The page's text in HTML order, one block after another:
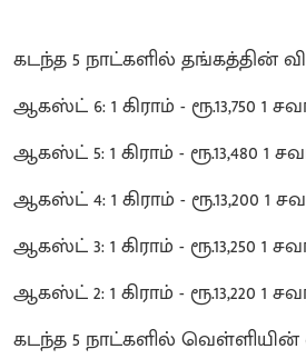
கடந்த 5 நாட்களில் தங்கத்தின்
ஆகஸ்ட் 6: 1 கிராம் - ரூ.13,750 1
ஆகஸ்ட் 5: 1 கிராம் - ரூ.13,480 1
ஆகஸ்ட் 4: 1 கிராம் - ரூ.13,200 1
ஆகஸ்ட் 3: 1 கிராம் - ரூ.13,250 1
ஆகஸ்ட் 2: 1 கிராம் - ரூ.13,220 1
கடந்த 5 நாட்களில்